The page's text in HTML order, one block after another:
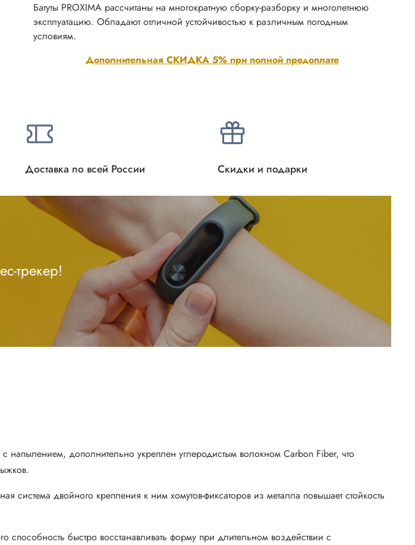
Дополнительная СКИДКА 5% при полной предоплате
Батуты PROXIMA рассчитаны на многократную сборку-разборку и многолетнюю
эксплуатацию. Обладают отличной устойчивостью к различным погодным
условиям.
Доставка по всей России Скидки и подарки
трекер!
напылением, дополнительно укреплен углеродистым волокном Carbon Fiber, что
двойного крепления к ним хомутов-фиксаторов из металла повышает стойкость
быстро восстанавливать форму при длительном воздействии с